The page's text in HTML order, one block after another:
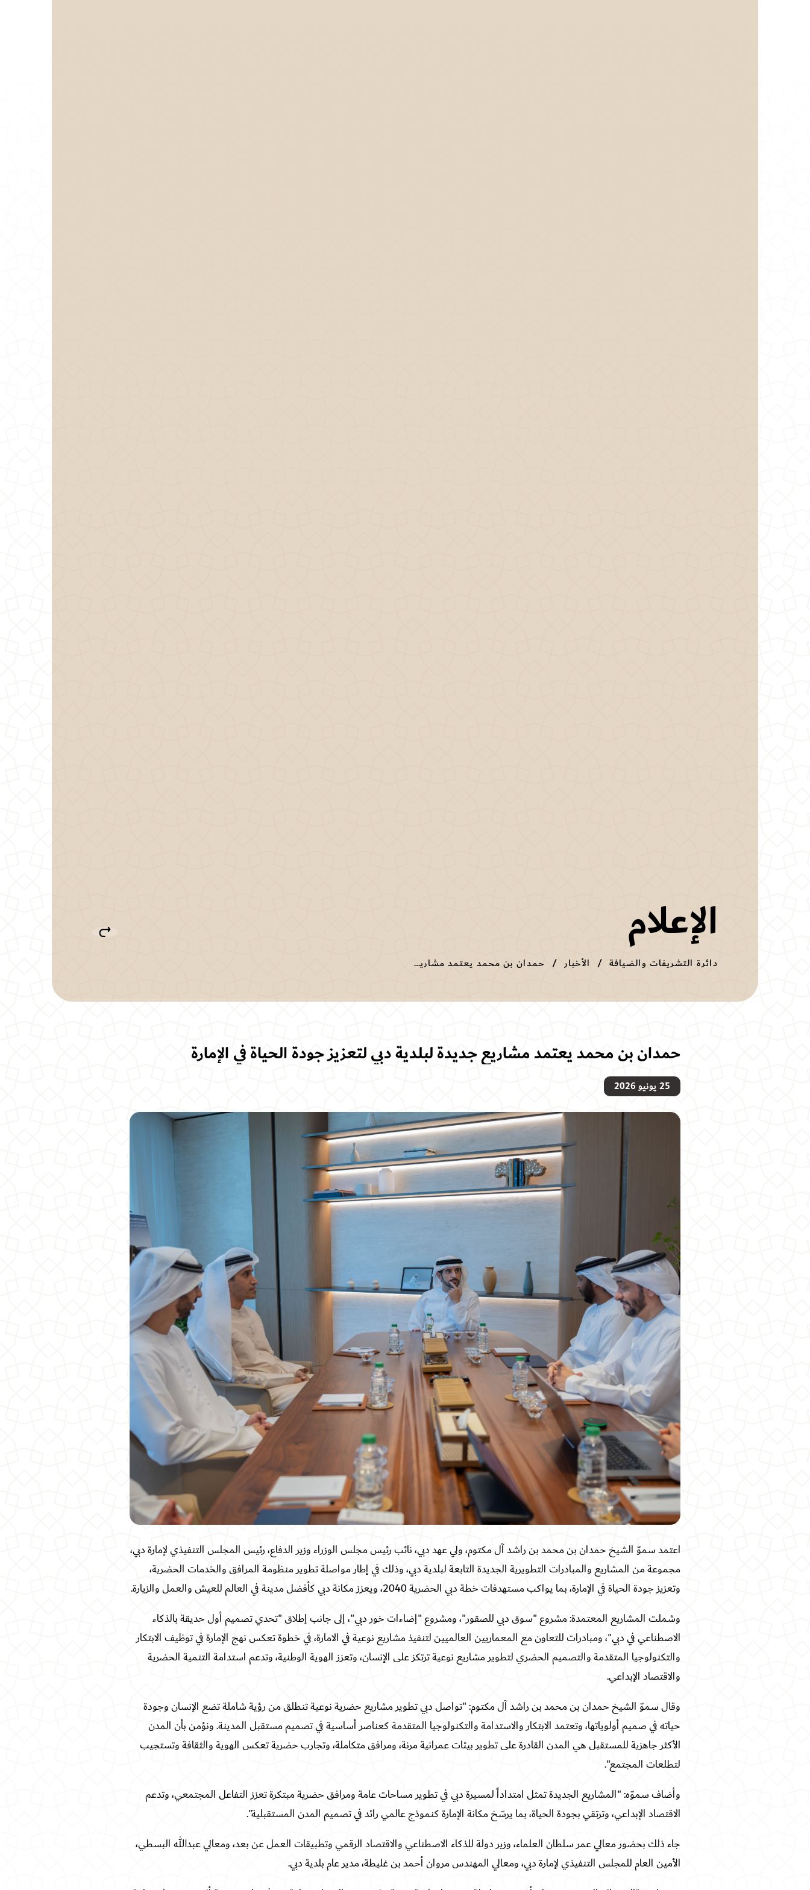
الإعلام
دائرة التشريفات والضيافة الأخبار حمدان بن محمد يعتمد مشاريع جديدة لبلدية دبي لتعزيز جودة الحياة في الإمارة
حمدان بن محمد يعتمد مشاريع جديدة لبلدية دبي لتعزيز جودة الحياة في الإمارة
25 يونيو 2026
اعتمد سموّ الشيخ حمدان بن محمد بن راشد آل مكتوم، ولي عهد دبي، نائب رئيس مجلس الوزراء وزير الدفاع، رئيس المجلس التنفيذي لإمارة دبي،
مجموعة من المشاريع والمبادرات التطويرية الجديدة التابعة لبلدية دبي، وذلك في إطار مواصلة تطوير منظومة المرافق والخدمات الحضرية،
وتعزيز جودة الحياة في الإمارة، بما يواكب مستهدفات خطة دبي الحضرية 2040، ويعزز مكانة دبي كأفضل مدينة في العالم للعيش والعمل والزيارة
.
وشملت المشاريع المعتمدة: مشروع "سوق دبي للصقور"، ومشروع "إضاءات خور دبي"، إلى جانب إطلاق "تحدي تصميم أول حديقة بالذكاء
الاصطناعي في دبي"، ومبادرات للتعاون مع المعماريين العالميين لتنفيذ مشاريع نوعية في الامارة، في خطوة تعكس نهج الإمارة في توظيف الابتكار
والتكنولوجيا المتقدمة والتصميم الحضري لتطوير مشاريع نوعية ترتكز على الإنسان، وتعزز الهوية الوطنية، وتدعم استدامة التنمية الحضرية
والاقتصاد الإبداعي.
وقال سموّ الشيخ حمدان بن محمد بن راشد آل مكتوم: "تواصل دبي تطوير مشاريع حضرية نوعية تنطلق من رؤية شاملة تضع الإنسان وجودة
حياته في صميم أولوياتها، وتعتمد الابتكار والاستدامة والتكنولوجيا المتقدمة كعناصر أساسية في تصميم مستقبل المدينة. ونؤمن بأن المدن
الأكثر جاهزية للمستقبل هي المدن القادرة على تطوير بيئات عمرانية مرنة، ومرافق متكاملة، وتجارب حضرية تعكس الهوية والثقافة وتستجيب
لتطلعات المجتمع".
وأضاف سموّه: "المشاريع الجديدة تمثل امتداداً لمسيرة دبي في تطوير مساحات عامة ومرافق حضرية مبتكرة تعزز التفاعل المجتمعي، وتدعم
الاقتصاد الإبداعي، وترتقي بجودة الحياة، بما يرسّخ مكانة الإمارة كنموذج عالمي رائد في تصميم المدن المستقبلية".
جاء ذلك بحضور معالي عمر سلطان العلماء، وزير دولة للذكاء الاصطناعي والاقتصاد الرقمي وتطبيقات العمل عن بعد، ومعالي عبدالله البسطي،
الأمين العام للمجلس التنفيذي لإمارة دبي، ومعالي المهندس مروان أحمد بن غليطة، مدير عام بلدية دبي.